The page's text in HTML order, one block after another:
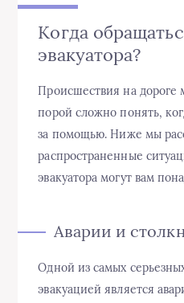
Когда
эвакуатора?
Происшествия на дороге
порой сложно понять,
за помощью. Ниже мы
распространенные
эвакуатора могут вам
Аварии и
Одной из самых
эвакуацией является